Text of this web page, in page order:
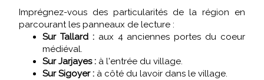
Imprégnez-vous des particularités de la région en
parcourant les panneaux de lecture :
Sur Tallard :aux 4 anciennes portes du coeur
médiéval.
Sur Jarjayes : à l'entrée du village.
Sur Sigoyer : à côté du lavoir dans le village.